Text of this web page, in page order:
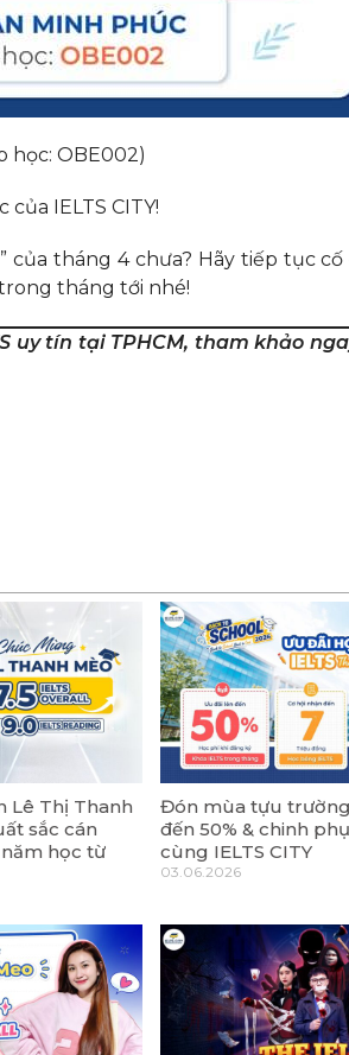
học: OBE002)
IELTS CITY!
tháng 4 chưa? Hãy tiếp tục cố
tháng tới nhé!
uy tín tại TPHCM, tham khảo
Lê Thị Thanh
sắc cán
năm học từ
Đón mùa tựu
đến 50% & chinh
cùng IELTS CITY
03.06.2026